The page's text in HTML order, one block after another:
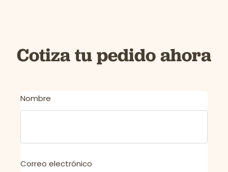
Cotiza tu pedido ahora
Nombre
Correo electrónico